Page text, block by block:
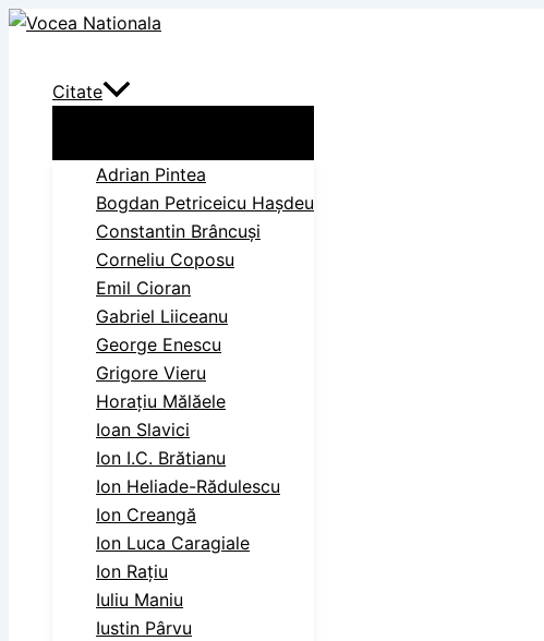
Skip
Citate
Adrian Pintea
Bogdan Petriceicu Haşdeu
Constantin Brâncuși
Corneliu Coposu
Emil Cioran
Gabriel Liiceanu
George Enescu
Grigore Vieru
Horațiu Mălăele
Ioan Slavici
Ion I.C. Brătianu
Ion Heliade-Rădulescu
Ion Creangă
Ion Luca Caragiale
Ion Rațiu
Iuliu Maniu
Iustin Pârvu